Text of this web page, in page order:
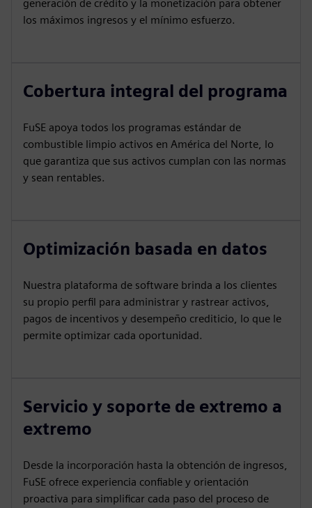
generación de crédito y la monetización para obtener
los máximos ingresos y el mínimo esfuerzo.
Cobertura integral del programa
FuSE apoya todos los programas estándar de
combustible limpio activos en América del Norte, lo
que garantiza que sus activos cumplan con las normas
y sean rentables.
Optimización basada en datos
Nuestra plataforma de software brinda a los clientes
su propio perfil para administrar y rastrear activos,
pagos de incentivos y desempeño crediticio, lo que le
permite optimizar cada oportunidad.
Servicio y soporte de extremo a
extremo
Desde la incorporación hasta la obtención de ingresos,
FuSE ofrece experiencia confiable y orientación
proactiva para simplificar cada paso del proceso de